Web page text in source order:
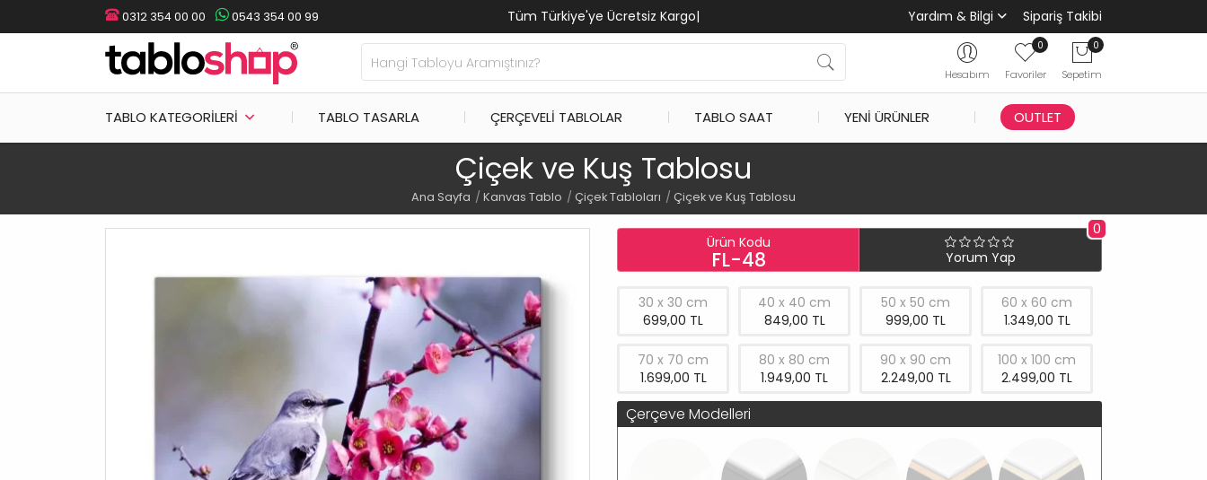
0312 354 00 00 0543 354 00 99 Tüm Türkiye'ye Ücretsiz Kargo| Yardım & Bilgi Sipariş Takibi
Hesabım
0
Favoriler
0
Sepetim
TABLO KATEGORILERI TABLO TASARLA ÇERÇEVELI TABLOLAR TABLO SAAT YENI ÜRÜNLER OUTLET
Çiçek ve Kuş Tablosu
Ana Sayfa Kanvas Tablo Çiçek Tabloları Çiçek ve Kuş Tablosu
Ürün Kodu
FL-48
0
Yorum Yap
30 x 30 cm
699,00 TL
40 x 40 cm
849,00 TL
50 x 50 cm
999,00 TL
60 x 60 cm
1.349,00 TL
70 x 70 cm
1.699,00 TL
80 x 80 cm
1.949,00 TL
90 x 90 cm
2.249,00 TL
100 x 100 cm
2.499,00 TL
Çerçeve Modelleri